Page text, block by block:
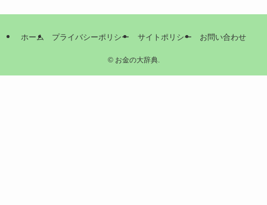
ホーム プライバシーポリシー サイトポリシー お問い合わせ
©お金の大辞典.